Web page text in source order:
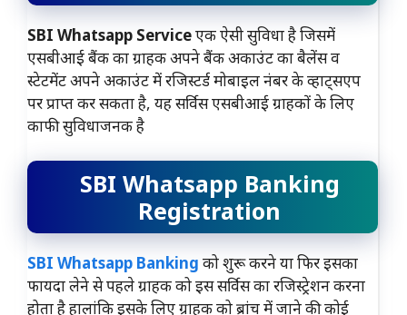
SBI Whatsapp Serviceएक ऐसी सुविधा है जिसमें
एसबीआई बैंक का ग्राहक अपने बैंक अकाउंट का बैलेंस व
स्टेटमेंट अपने अकाउंट में रजिस्टर्ड मोबाइल नंबर के व्हाट्सएप
पर प्राप्त कर सकता है, यह सर्विस एसबीआई ग्राहकों के लिए
काफी सुविधाजनक है
SBI Whatsapp Banking
Registration
SBI Whatsapp Banking को शुरू करने या फिर इसका
फायदा लेने से पहले ग्राहक को इस सर्विस का रजिस्ट्रेशन करना
होता है हालांकि इसके लिए ग्राहक को ब्रांच में जाने की कोई